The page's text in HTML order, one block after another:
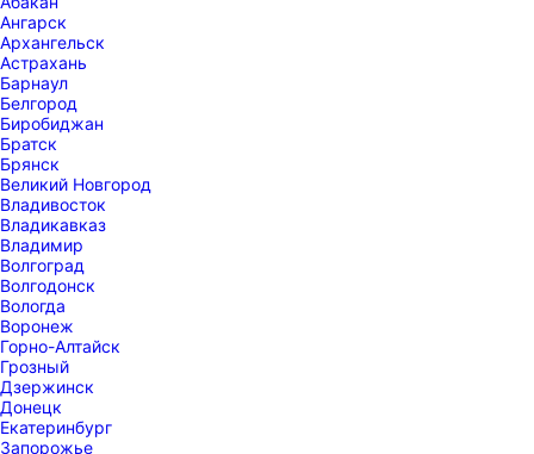
Ангарск
Архангельск
Астрахань
Барнаул
Белгород
Биробиджан
Братск
Брянск
Великий Новгород
Владивосток
Владикавказ
Владимир
Волгоград
Волгодонск
Вологда
Воронеж
Горно-Алтайск
Грозный
Дзержинск
Донецк
Екатеринбург
Запорожье